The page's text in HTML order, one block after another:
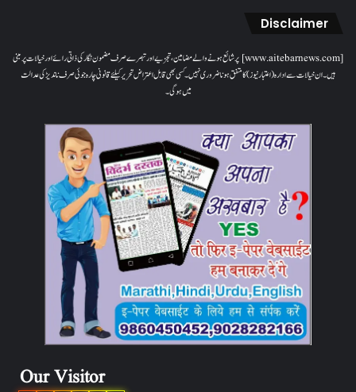
Disclaimer
[www.aitebarnews.com] پر شائع ہونے والے مضامین، تجزیے اور تبصرے صرف مضمون نگار کی ذاتی رائے اور خیالات پر مبنی
ہیں۔ ان خیالات سے ادارہ (اعتبار نیوز) کا متفق ہونا ضروری نہیں۔ کسی بھی قابل اعتراض تحریر کیلئے قانونی چارہ جوئی صرف ناندیڑ کی عدالت
میں ہوگی۔
Our Visitor